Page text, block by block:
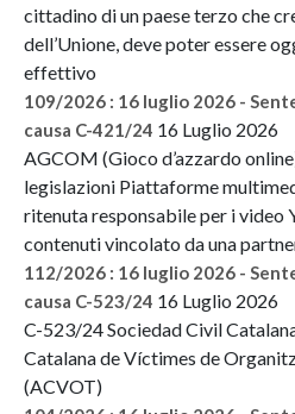
cittadino di un paese terzo che
dell’Unione, deve poter essere
effettivo
109/2026 : 16 luglio 2026 -
causa C-421/24 16 Luglio 2026
AGCOM (Gioco d’azzardo
legislazioni Piattaforme
ritenuta responsabile per i video
contenuti vincolato da una
112/2026 : 16 luglio 2026 -
causa C-523/24 16 Luglio 2026
C-523/24 Sociedad Civil
Catalana de Víctimes de
(ACVOT)